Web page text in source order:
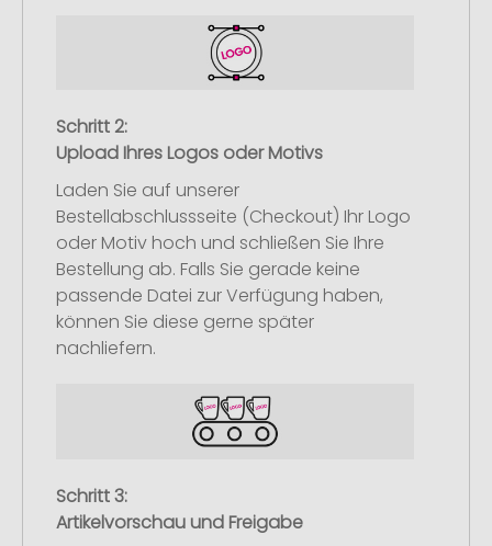
Schritt 2:
Upload Ihres Logos oder Motivs
Laden Sie auf unserer
Bestellabschlussseite (Checkout) Ihr Logo
oder Motiv hoch und schließen Sie Ihre
Bestellung ab. Falls Sie gerade keine
passende Datei zur Verfügung haben,
können Sie diese gerne später
nachliefern.
Schritt 3:
Artikelvorschau und Freigabe